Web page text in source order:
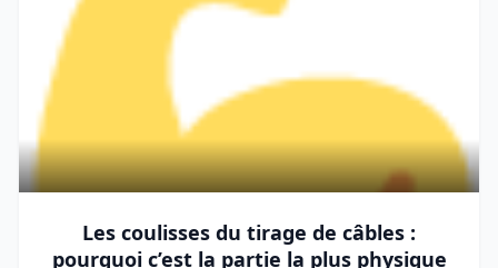
Les coulisses du tirage de câbles :
pourquoi c’est la partie la plus physique